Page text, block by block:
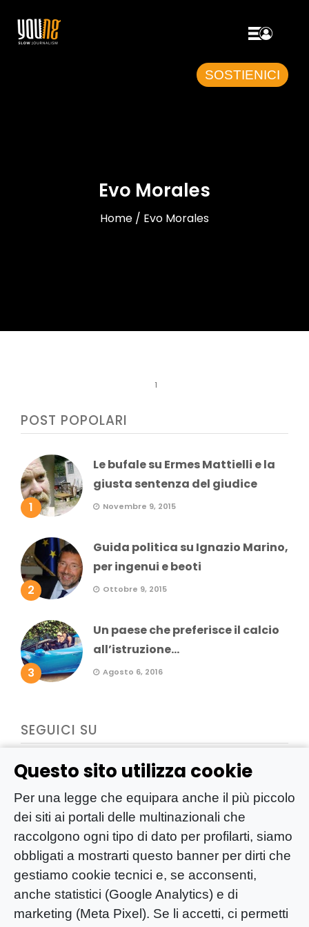
Questo sito utilizza cookie
Per una legge che equipara anche il più piccolo
dei siti ai portali delle multinazionali che
raccolgono ogni tipo di dato per profilarti, siamo
obbligati a mostrarti questo banner per dirti che
gestiamo cookie tecnici e, se acconsenti,
anche statistici (Google Analytics) e di
marketing (Meta Pixel). Se li accetti, ci permetti
SOSTIENICI
Evo Morales
Home / Evo Morales
1
POST POPOLARI
1
Le bufale su Ermes Mattielli e la
giusta sentenza del giudice
Novembre 9, 2015
2
Guida politica su Ignazio Marino,
per ingenui e beoti
Ottobre 9, 2015
3
Un paese che preferisce il calcio
all’istruzione...
Agosto 6, 2016
SEGUICI SU